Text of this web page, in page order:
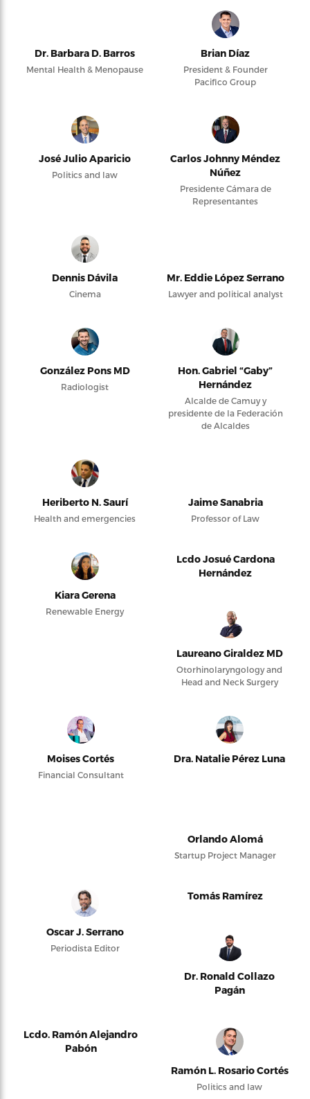
Dr. Barbara D. Barros
Mental Health & Menopause
Brian Díaz
President & Founder
Pacifico Group
José Julio Aparicio
Politics and law
Carlos Johnny Méndez
Núñez
Presidente Cámara de
Representantes
Dennis Dávila
Cinema
Mr. Eddie López Serrano
Lawyer and political analyst
González Pons MD
Radiologist
Hon. Gabriel “Gaby”
Hernández
Alcalde de Camuy y
presidente de la Federación
de Alcaldes
Heriberto N. Saurí
Health and emergencies
Jaime Sanabria
Professor of Law
Kiara Gerena
Renewable Energy
Lcdo Josué Cardona
Hernández
Laureano Giraldez MD
Otorhinolaryngology and
Head and Neck Surgery
Moises Cortés
Financial Consultant
Dra. Natalie Pérez Luna
Orlando Alomá
Startup Project Manager
Oscar J. Serrano
Periodista Editor
Tomás Ramírez
Dr. Ronald Collazo
Pagán
Lcdo. Ramón Alejandro
Pabón
Ramón L. Rosario Cortés
Politics and law